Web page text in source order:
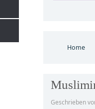
Home
Geschrieben